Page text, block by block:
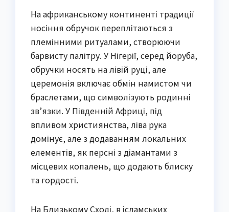
На африканському континенті традиції
носіння обручок переплітаються з
племінними ритуалами, створюючи
барвисту палітру. У Нігерії, серед йоруба,
обручки носять на лівій руці, але
церемонія включає обмін намистом чи
браслетами, що символізують родинні
зв’язки. У Південній Африці, під
впливом християнства, ліва рука
домінує, але з додаванням локальних
елементів, як персні з діамантами з
місцевих копалень, що додають блиску
та гордості.
На Близькому Сході, в ісламських